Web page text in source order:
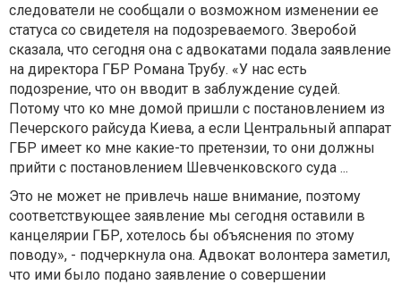
следователи не сообщали о возможном изменении ее
статуса со свидетеля на подозреваемого. Зверобой
сказала, что сегодня она с адвокатами подала заявление
на директора ГБР Романа Трубу. «У нас есть
подозрение, что он вводит в заблуждение судей.
Потому что ко мне домой пришли с постановлением из
Печерского райсуда Киева, а если Центральный аппарат
ГБР имеет ко мне какие-то претензии, то они должны
прийти с постановлением Шевченковского суда ...
Это не может не привлечь наше внимание, поэтому
соответствующее заявление мы сегодня оставили в
канцелярии ГБР, хотелось бы объяснения по этому
поводу», - подчеркнула она. Адвокат волонтера заметил,
что ими было подано заявление о совершении